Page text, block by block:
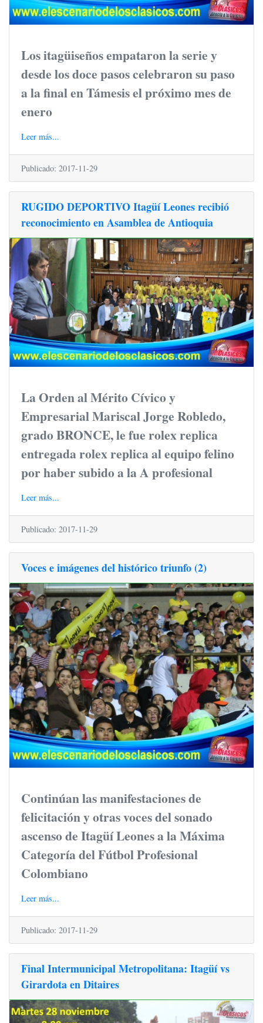
Los itagüiseños empataron la serie y
desde los doce pasos celebraron su paso
a la final en Támesis el próximo mes de
enero
Leer más...
Publicado: 2017-11-29
RUGIDO DEPORTIVO Itagüí Leones recibió
reconocimiento en Asamblea de Antioquia
La Orden al Mérito Cívico y
Empresarial Mariscal Jorge Robledo,
grado BRONCE, le fue rolex replica
entregada rolex replica al equipo felino
por haber subido a la A profesional
Leer más...
Publicado: 2017-11-29
Voces e imágenes del histórico triunfo (2)
Continúan las manifestaciones de
felicitación y otras voces del sonado
ascenso de Itagüí Leones a la Máxima
Categoría del Fútbol Profesional
Colombiano
Leer más...
Publicado: 2017-11-29
Final Intermunicipal Metropolitana: Itagüí vs
Girardota en Ditaires